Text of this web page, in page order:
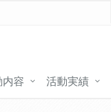
容 活動実績